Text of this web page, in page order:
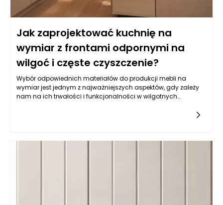
Jak zaprojektować kuchnię na
wymiar z frontami odpornymi na
wilgoć i częste czyszczenie?
Wybór odpowiednich materiałów do produkcji mebli na
wymiar jest jednym z najważniejszych aspektów, gdy zależy
nam na ich trwałości i funkcjonalności w wilgotnych
sklejka wodoodporna. Istotne jest, aby materiał miał